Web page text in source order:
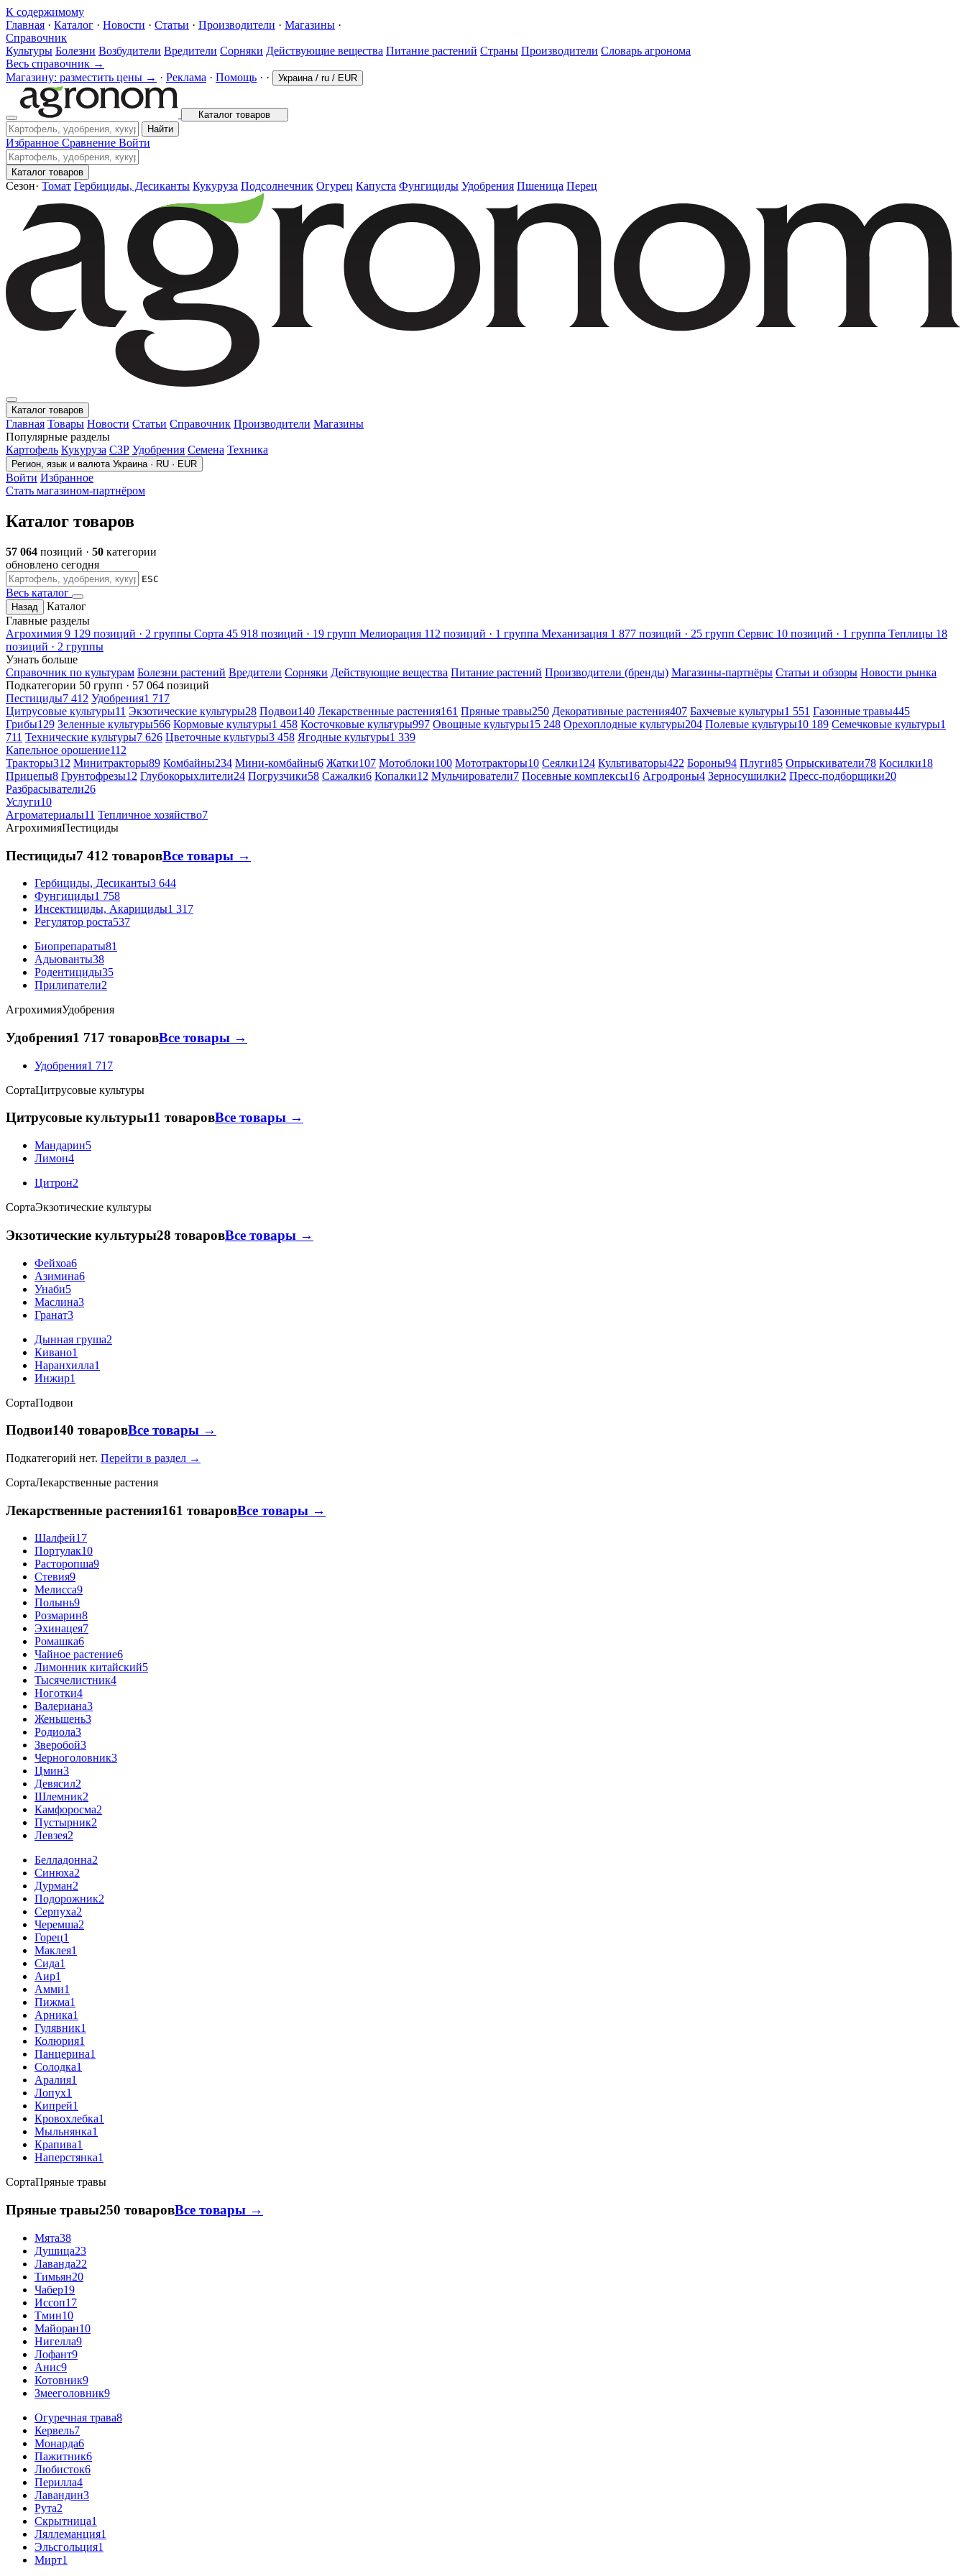
К содержимому
Главная · Каталог · Новости · Статьи · Производители · Магазины ·
Справочник
Культуры Болезни Возбудители Вредители Сорняки Действующие вещества Питание растений Страны Производители Словарь агронома
Весь справочник →
Магазину: разместить цены → · Реклама · Помощь · · Украина / ru / EUR
Каталог товаров
Найти
Избранное Сравнение Войти
Каталог товаров
Сезон· Томат Гербициды, Десиканты Кукуруза Подсолнечник Огурец Капуста Фунгициды Удобрения Пшеница Перец
Каталог товаров
Главная Товары Новости Статьи Справочник Производители Магазины
Популярные разделы
Картофель Кукуруза СЗР Удобрения Семена Техника
Регион, язык и валюта Украина · RU · EUR
Войти Избранное
Стать магазином-партнёром
Каталог товаров
57 064 позиций · 50 категории
обновлено сегодня
ESC
Весь каталог
Назад
Каталог
Главные разделы
Агрохимия 9 129 позиций · 2 группы Сорта 45 918 позиций · 19 групп Мелиорация 112 позиций · 1 группа Механизация 1 877 позиций · 25 групп Сервис 10 позиций · 1 группа Теплицы 18
позиций · 2 группы
Узнать больше
Справочник по культурам Болезни растений Вредители Сорняки Действующие вещества Питание растений Производители (бренды) Магазины-партнёры Статьи и обзоры Новости рынка
Подкатегории 50 групп · 57 064 позиций
Пестициды7 412 Удобрения1 717
Цитрусовые культуры11 Экзотические культуры28 Подвои140 Лекарственные растения161 Пряные травы250 Декоративные растения407 Бахчевые культуры1 551 Газонные травы445
Грибы129 Зеленные культуры566 Кормовые культуры1 458 Косточковые культуры997 Овощные культуры15 248 Орехоплодные культуры204 Полевые культуры10 189 Семечковые культуры1
711 Технические культуры7 626 Цветочные культуры3 458 Ягодные культуры1 339
Капельное орошение112
Тракторы312 Минитракторы89 Комбайны234 Мини-комбайны6 Жатки107 Мотоблоки100 Мототракторы10 Сеялки124 Культиваторы422 Бороны94 Плуги85 Опрыскиватели78 Косилки18
Прицепы8 Грунтофрезы12 Глубокорыхлители24 Погрузчики58 Сажалки6 Копалки12 Мульчирователи7 Посевные комплексы16 Агродроны4 Зерносушилки2 Пресс-подборщики20
Разбрасыватели26
Услуги10
Агроматериалы11 Тепличное хозяйство7
АгрохимияПестициды
Пестициды7 412 товаровВсе товары →
Гербициды, Десиканты3 644
Фунгициды1 758
Инсектициды, Акарициды1 317
Регулятор роста537
Биопрепараты81
Адьюванты38
Родентициды35
Прилипатели2
АгрохимияУдобрения
Удобрения1 717 товаровВсе товары →
Удобрения1 717
СортаЦитрусовые культуры
Цитрусовые культуры11 товаровВсе товары →
Мандарин5
Лимон4
Цитрон2
СортаЭкзотические культуры
Экзотические культуры28 товаровВсе товары →
Фейхоа6
Азимина6
Унаби5
Маслина3
Гранат3
Дынная груша2
Кивано1
Наранхилла1
Инжир1
СортаПодвои
Подвои140 товаровВсе товары →
Подкатегорий нет. Перейти в раздел →
СортаЛекарственные растения
Лекарственные растения161 товаровВсе товары →
Шалфей17
Портулак10
Расторопша9
Стевия9
Мелисса9
Полынь9
Розмарин8
Эхинацея7
Ромашка6
Чайное растение6
Лимонник китайский5
Тысячелистник4
Ноготки4
Валериана3
Женьшень3
Родиола3
Зверобой3
Черноголовник3
Цмин3
Девясил2
Шлемник2
Камфоросма2
Пустырник2
Левзея2
Белладонна2
Синюха2
Дурман2
Подорожник2
Серпуха2
Черемша2
Горец1
Маклея1
Сида1
Аир1
Амми1
Пижма1
Арника1
Гулявник1
Колюрия1
Панцерина1
Солодка1
Аралия1
Лопух1
Кипрей1
Кровохлебка1
Мыльнянка1
Крапива1
Наперстянка1
СортаПряные травы
Пряные травы250 товаровВсе товары →
Мята38
Душица23
Лаванда22
Тимьян20
Чабер19
Иссоп17
Тмин10
Майоран10
Нигелла9
Лофант9
Анис9
Котовник9
Змееголовник9
Огуречная трава8
Кервель7
Монарда6
Пажитник6
Любисток6
Перилла4
Лавандин3
Рута2
Скрытница1
Ляллеманция1
Эльсгольция1
Мирт1